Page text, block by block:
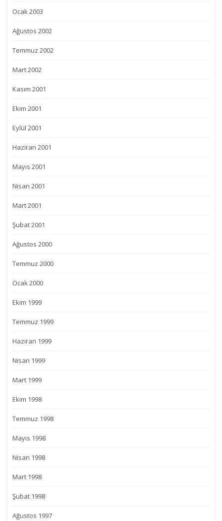
Ocak 2003
Ağustos 2002
Temmuz 2002
Mart 2002
Kasım 2001
Ekim 2001
Eylül 2001
Haziran 2001
Mayıs 2001
Nisan 2001
Mart 2001
Şubat 2001
Ağustos 2000
Temmuz 2000
Ocak 2000
Ekim 1999
Temmuz 1999
Haziran 1999
Nisan 1999
Mart 1999
Ekim 1998
Temmuz 1998
Mayıs 1998
Nisan 1998
Mart 1998
Şubat 1998
Ağustos 1997